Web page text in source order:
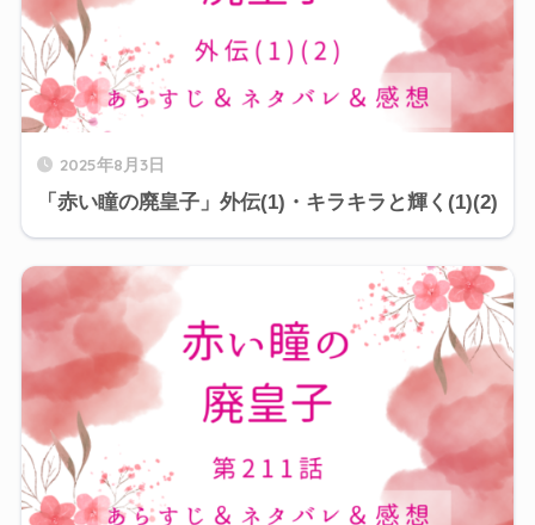
2025年8月3日
「赤い瞳の廃皇子」外伝(1)・キラキラと輝く(1)(2)